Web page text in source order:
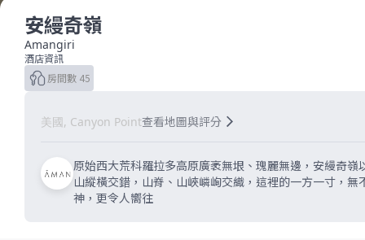
安縵奇嶺
Amangiri
酒店資訊
房間數 45
美國, Canyon Point查看地圖與評分
原始西大荒科羅拉多高原廣袤無垠、瑰麗無邊，安縵奇
山縱橫交錯，山脊、山峽嶙峋交織，這裡的一方一寸，
神，更令人嚮往